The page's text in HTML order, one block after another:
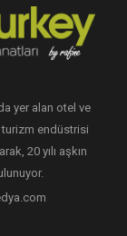
yer alan otel ve
endüstrisi
20 yılı aşkın